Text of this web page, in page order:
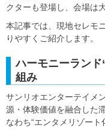
クターも登場し、会場は
本記事では、現地セレモ
りやすくご紹介します。
ハーモニーランド
組み
サンリオエンターテイメ
源・体験価値を融合した
なわち“エンタメリゾート